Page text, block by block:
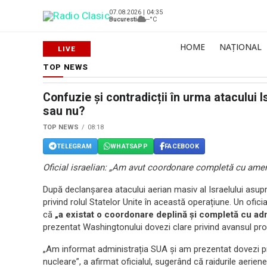
07.08.2026 | 04:35
Bucuresti
--°C
HOME NAȚIONAL
TOP NEWS
Confuzie și contradicții în urma atacului
sau nu?
TOP NEWS 08:18
TELEGRAM WHATSAPP FACEBOOK
Oficial israelian: „Am avut coordonare completă cu
După declanșarea atacului aerian masiv al Israelului
privind rolul Statelor Unite în această operațiune. Un
că „a existat o coordonare deplină și completă cu
prezentat Washingtonului dovezi clare privind avansul
„Am informat administrația SUA și am prezentat dovezi
nucleare”, a afirmat oficialul, sugerând că raidurile